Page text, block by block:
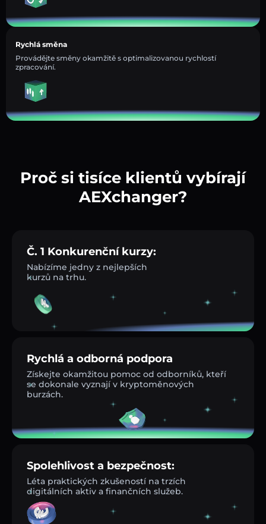
Rychlá směna
Provádějte směny okamžitě s optimalizovanou rychlostí
zpracování.
Proč si tisíce klientů vybírají
AEXchanger?
Č. 1 Konkurenční kurzy:
Nabízíme jedny z nejlepších
kurzů na trhu.
Rychlá a odborná podpora
Získejte okamžitou pomoc od odborníků, kteří
se dokonale vyznají v kryptoměnových
burzách.
Spolehlivost a bezpečnost:
Léta praktických zkušeností na trzích
digitálních aktiv a finančních služeb.